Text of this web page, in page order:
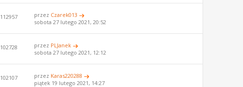
112957 przez Czarek013
sobota 27 lutego 2021, 20:52
102728 przez PLJanek
sobota 27 lutego 2021, 12:12
102107 przez Karas220288
piątek 19 lutego 2021, 14:27